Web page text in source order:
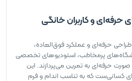
حرفه‌ای و کاربران خانگی
حرفه‌ای و عملکرد فوق‌العاده،
پرمخاطب، استودیوهای تخصصی
حرفه‌ای به تمرین می‌پردازند. این
کسانی‌ست که به تناسب اندام و فرم